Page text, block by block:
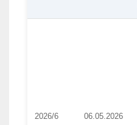
2026/6 06.05.2026